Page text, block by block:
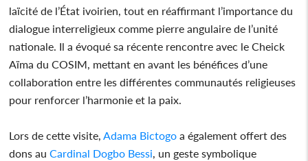
laïcité de l’État ivoirien, tout en réaffirmant l’importance du
dialogue interreligieux comme pierre angulaire de l’unité
nationale. Il a évoqué sa récente rencontre avec le Cheick
Aïma du COSIM, mettant en avant les bénéfices d’une
collaboration entre les différentes communautés religieuses
pour renforcer l’harmonie et la paix.
Lors de cette visite, Adama Bictogo a également offert des
dons auCardinal Dogbo Bessi, un geste symbolique